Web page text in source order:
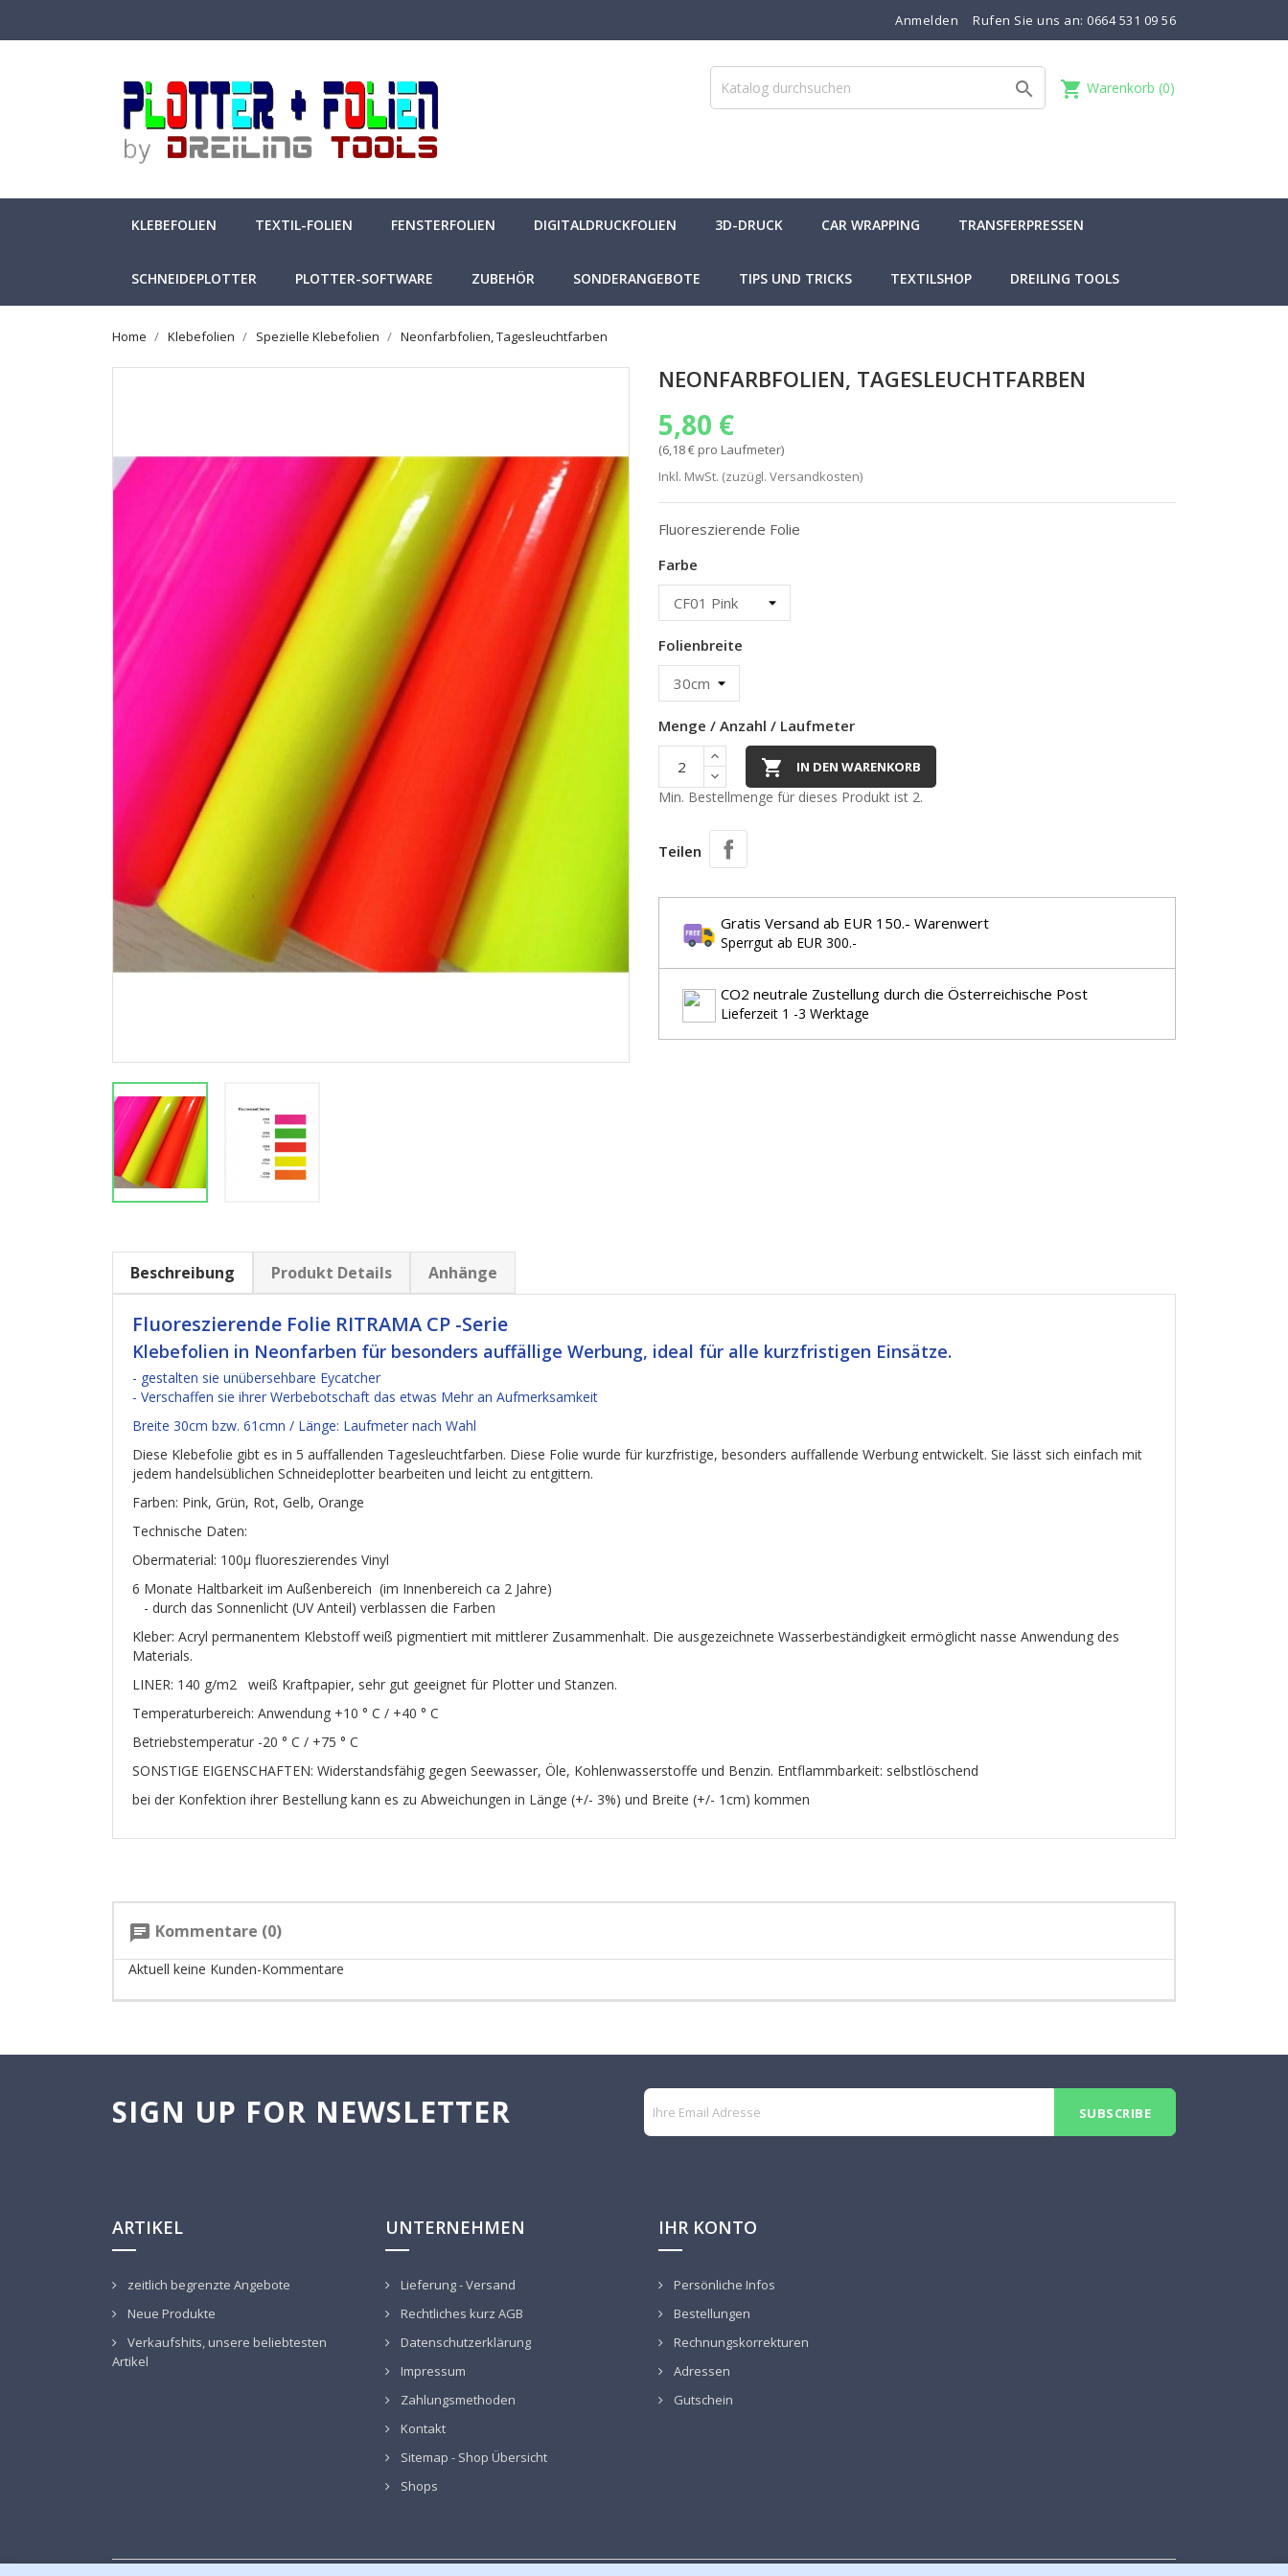
Anmelden Rufen Sie uns an: 0664 531 09 56
shopping_cart Warenkorb (0)

KLEBEFOLIEN TEXTIL-FOLIEN FENSTERFOLIEN DIGITALDRUCKFOLIEN 3D-DRUCK CAR WRAPPING TRANSFERPRESSEN
SCHNEIDEPLOTTER PLOTTER-SOFTWARE ZUBEHÖR SONDERANGEBOTE TIPS UND TRICKS TEXTILSHOP DREILING TOOLS
Home Klebefolien Spezielle Klebefolien Neonfarbfolien, Tagesleuchtfarben
NEONFARBFOLIEN, TAGESLEUCHTFARBEN
5,80 €
(6,18 € pro Laufmeter)
Inkl. MwSt. (zuzügl. Versandkosten)
Fluoreszierende Folie
Farbe
Folienbreite
Menge / Anzahl / Laufmeter
 IN DEN WARENKORB
Min. Bestellmenge für dieses Produkt ist 2.
Teilen
Gratis Versand ab EUR 150.- Warenwert
Sperrgut ab EUR 300.-
CO2 neutrale Zustellung durch die Österreichische Post
Lieferzeit 1 -3 Werktage
Beschreibung Produkt Details Anhänge
Fluoreszierende Folie RITRAMA CP -Serie
Klebefolien in Neonfarben für besonders auffällige Werbung, ideal für alle kurzfristigen Einsätze.
- gestalten sie unübersehbare Eycatcher
- Verschaffen sie ihrer Werbebotschaft das etwas Mehr an Aufmerksamkeit
Breite 30cm bzw. 61cmn / Länge: Laufmeter nach Wahl
Diese Klebefolie gibt es in 5 auffallenden Tagesleuchtfarben. Diese Folie wurde für kurzfristige, besonders auffallende Werbung entwickelt. Sie lässt sich einfach mit
jedem handelsüblichen Schneideplotter bearbeiten und leicht zu entgittern.
Farben: Pink, Grün, Rot, Gelb, Orange
Technische Daten:
Obermaterial: 100μ fluoreszierendes Vinyl
6 Monate Haltbarkeit im Außenbereich (im Innenbereich ca 2 Jahre)
- durch das Sonnenlicht (UV Anteil) verblassen die Farben
Kleber: Acryl permanentem Klebstoff weiß pigmentiert mit mittlerer Zusammenhalt. Die ausgezeichnete Wasserbeständigkeit ermöglicht nasse Anwendung des
Materials.
LINER: 140 g/m2 weiß Kraftpapier, sehr gut geeignet für Plotter und Stanzen.
Temperaturbereich: Anwendung +10 ° C / +40 ° C
Betriebstemperatur -20 ° C / +75 ° C
SONSTIGE EIGENSCHAFTEN: Widerstandsfähig gegen Seewasser, Öle, Kohlenwasserstoffe und Benzin. Entflammbarkeit: selbstlöschend
bei der Konfektion ihrer Bestellung kann es zu Abweichungen in Länge (+/- 3%) und Breite (+/- 1cm) kommen
chat Kommentare (0)
Aktuell keine Kunden-Kommentare
SIGN UP FOR NEWSLETTER
ARTIKEL
zeitlich begrenzte Angebote
Neue Produkte
Verkaufshits, unsere beliebtesten
Artikel
UNTERNEHMEN
Lieferung - Versand
Rechtliches kurz AGB
Datenschutzerklärung
Impressum
Zahlungsmethoden
Kontakt
Sitemap - Shop Übersicht
Shops
IHR KONTO
Persönliche Infos
Bestellungen
Rechnungskorrekturen
Adressen
Gutschein